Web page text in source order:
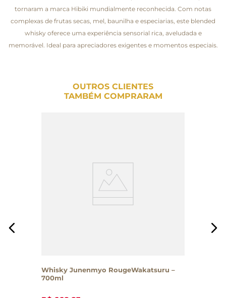
tornaram a marca Hibiki mundialmente reconhecida. Com notas
complexas de frutas secas, mel, baunilha e especiarias, este blended
whisky oferece uma experiência sensorial rica, aveludada e
memorável. Ideal para apreciadores exigentes e momentos especiais.
OUTROS CLIENTES
TAMBÉM COMPRARAM
Whisky Junenmyo RougeWakatsuru –
700ml